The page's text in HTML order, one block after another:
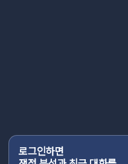
로그인하면